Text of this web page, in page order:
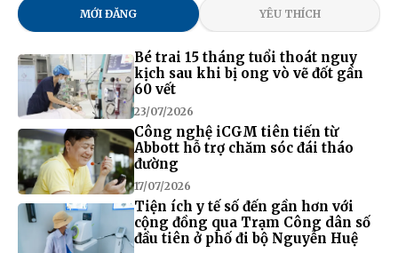
MỚI ĐĂNG YÊU THÍCH
Bé trai 15 tháng tuổi thoát nguy
kịch sau khi bị ong vò vẽ đốt gần
60 vết
23/07/2026
Công nghệ iCGM tiên tiến từ
Abbott hỗ trợ chăm sóc đái tháo
đường
17/07/2026
Tiện ích y tế số đến gần hơn với
cộng đồng qua Trạm Công dân số
đầu tiên ở phố đi bộ Nguyễn Huệ